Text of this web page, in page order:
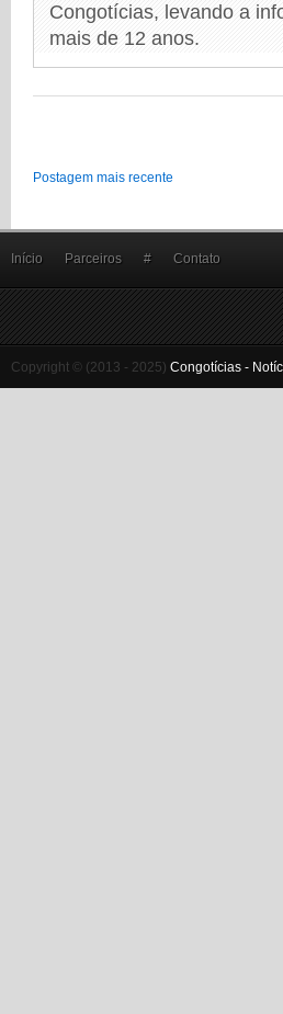
Congotícias, levando a
mais de 12 anos.
Postagem mais recente
Início Parceiros # Contato
Copyright © (2013 - 2025) Congotícias -